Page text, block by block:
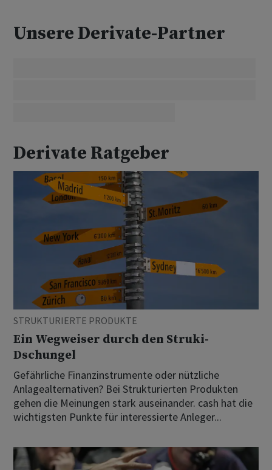
Unsere Derivate-Partner
Derivate Ratgeber
STRUKTURIERTE PRODUKTE
Ein Wegweiser durch den Struki-
Dschungel
Gefährliche Finanzinstrumente oder nützliche
Anlagealternativen? Bei Strukturierten Produkten
gehen die Meinungen stark auseinander. cash hat die
wichtigsten Punkte für interessierte Anleger...